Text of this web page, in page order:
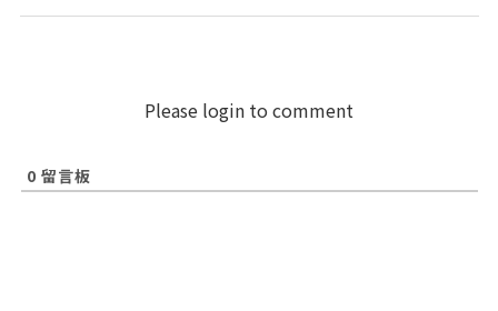
Please login to comment
0 留言板